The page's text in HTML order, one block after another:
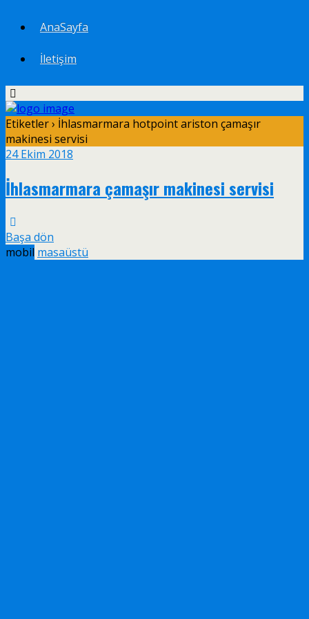
AnaSayfa
İletişim
Etiketler › İhlasmarmara hotpoint ariston çamaşır
makinesi servisi
24 Ekim 2018
İhlasmarmara çamaşır makinesi servisi
Başa dön
mobil masaüstü